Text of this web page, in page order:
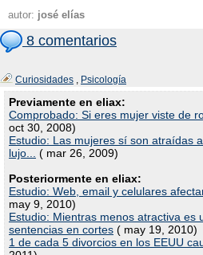
autor: josé elías
8 comentarios
Curiosidades , Psicología
Previamente en eliax:
Comprobado: Si eres mujer viste de
oct 30, 2008)
Estudio: Las mujeres sí son atraídas
lujo...
( mar 26, 2009)
Posteriormente en eliax:
Estudio: Web, email y celulares
may 9, 2010)
Estudio: Mientras menos atractiva es
sentencias en cortes ( may 19, 2010)
1 de cada 5 divorcios en los EEUU